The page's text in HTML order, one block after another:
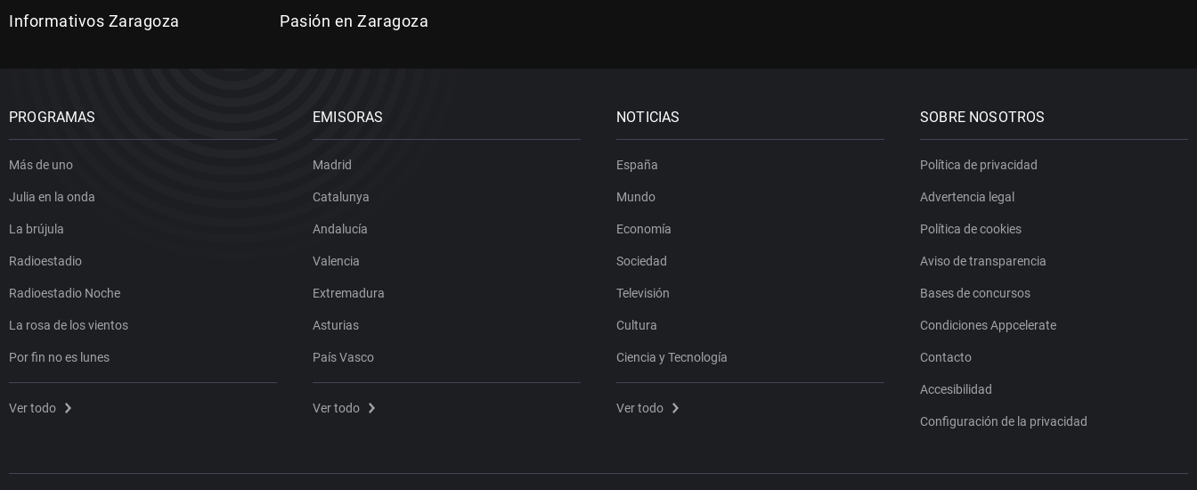
Informativos Zaragoza Pasión en Zaragoza
PROGRAMAS
Más de uno
Julia en la onda
La brújula
Radioestadio
Radioestadio Noche
La rosa de los vientos
Por fin no es lunes
Ver todo
EMISORAS
Madrid
Catalunya
Andalucía
Valencia
Extremadura
Asturias
País Vasco
Ver todo
NOTICIAS
España
Mundo
Economía
Sociedad
Televisión
Cultura
Ciencia y Tecnología
Ver todo
SOBRE NOSOTROS
Política de privacidad
Advertencia legal
Política de cookies
Aviso de transparencia
Bases de concursos
Condiciones Appcelerate
Contacto
Accesibilidad
Configuración de la privacidad